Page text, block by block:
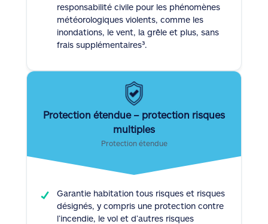
responsabilité civile pour les phénomènes
météorologiques violents, comme les
inondations, le vent, la grêle et plus, sans
frais supplémentaires³.
Protection étendue – protection risques
multiples
Protection étendue
Garantie habitation tous risques et risques
désignés, y compris une protection contre
l’incendie, le vol et d’autres risques